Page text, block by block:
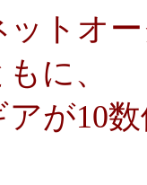
ットオ
に、
が10